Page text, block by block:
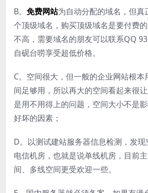
B。 免费网站为自动分配的域名，但真
个顶级域名，购买顶级域名是要付费
不高，需要域名的朋友可以联系QQ
自砚台唠享受超低价格。
C。空间很大，但一般的企业网站根
间足够用，所以再大的空间看起来很
是用不用得上的问题，空间大小不是
好坏的因素；
D。以测试建站服务器信息检测，发
电信机房，也就是说单线机房，目前
间、多线空间更受欢迎一些。